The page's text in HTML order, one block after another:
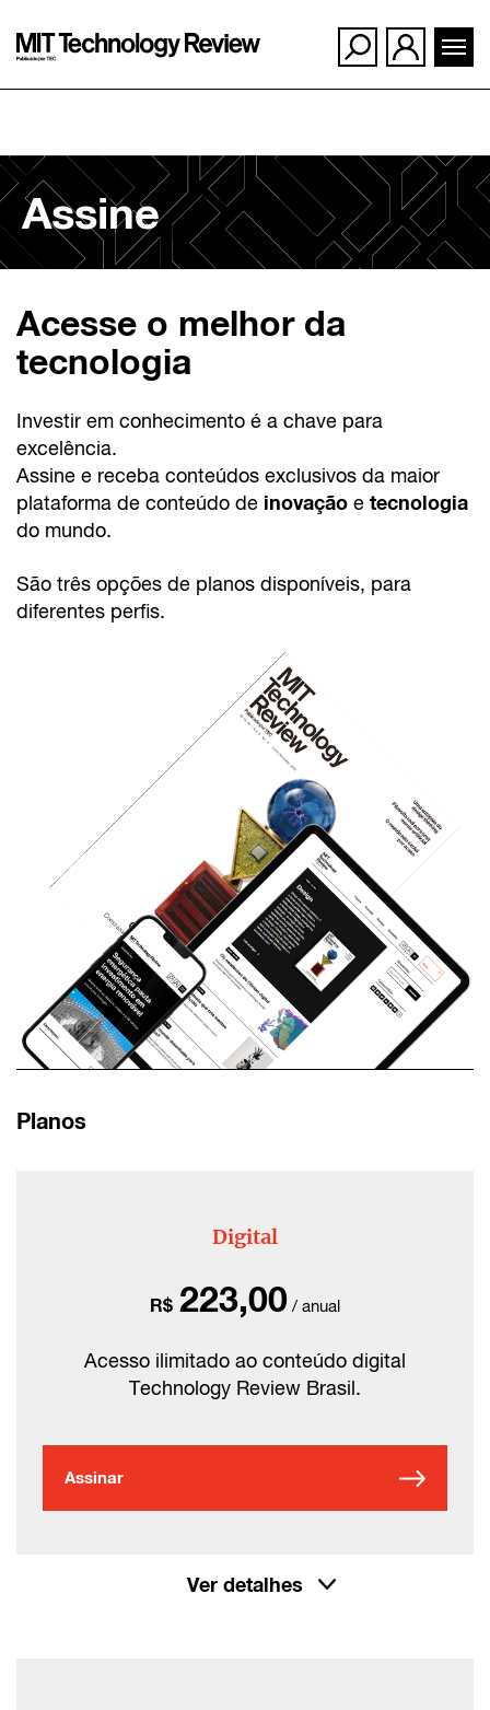
Ir
para
o
conteúdo
Assine
Acesse o melhor da
tecnologia
Investir em conhecimento é a chave para
excelência.
Assine e receba conteúdos exclusivos da maior
plataforma de conteúdo de inovação e tecnologia
do mundo.
São três opções de planos disponíveis, para
diferentes perfis.
Planos
Digital
R$ 223,00 / anual
Acesso ilimitado ao conteúdo digital
Technology Review Brasil.
Assinar
Ver detalhes